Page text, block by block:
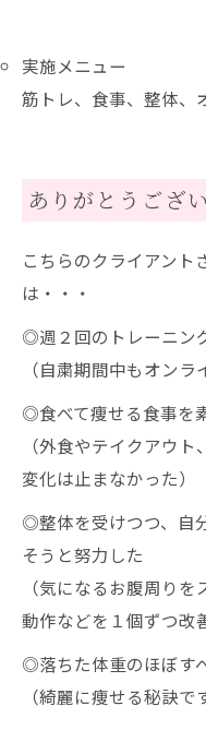
実施メニュー
筋トレ、食事、整体、
ありがとうござ
こちらのクライアント
は・・・
◎週２回のトレーニン
（自粛期間中もオン
◎食べて痩せる食事を
（外食やテイクアウ
変化は止まなかった）
◎整体を受けつつ、自
そうと努力した
（気になるお腹周り
動作などを１個ずつ改
◎落ちた体重のほぼす
（綺麗に痩せる秘訣で